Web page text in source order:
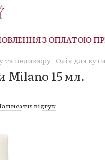
З ОПЛАТОЮ
та педикюру Олія для
Milano 15 мл.
відгук